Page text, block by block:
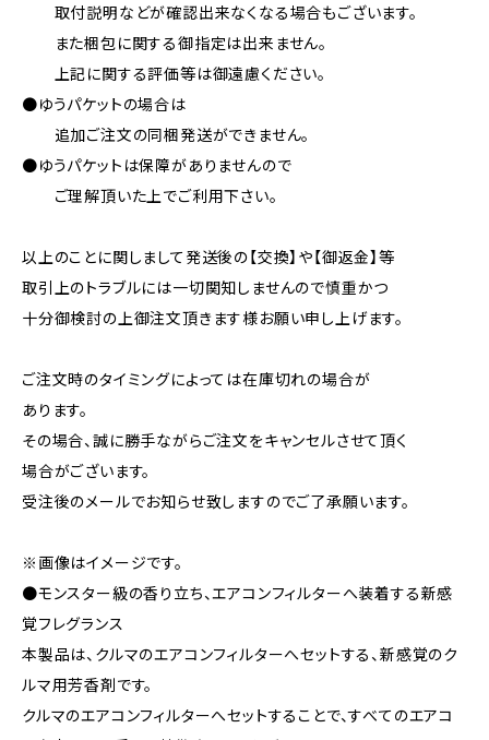
取付説明などが確認出来なくなる場合もございます。
また梱包に関する御指定は出来ません。
上記に関する評価等は御遠慮ください。
●ゆうパケットの場合は
追加ご注文の同梱発送ができません。
●ゆうパケットは保障がありませんので
ご理解頂いた上でご利用下さい。
以上のことに関しまして発送後の【交換】や【御返金】等
取引上のトラブルには一切関知しませんので慎重かつ
十分御検討の上御注文頂きます様お願い申し上げます。
ご注文時のタイミングによっては在庫切れの場合が
あります。
その場合、誠に勝手ながらご注文をキャンセルさせて頂く
場合がございます。
受注後のメールでお知らせ致しますのでご了承願います。
※画像はイメージです。
●モンスター級の香り立ち、エアコンフィルターへ装着する新感
覚フレグランス
本製品は、クルマのエアコンフィルターへセットする、新感覚のク
ルマ用芳香剤です。
クルマのエアコンフィルターへセットすることで、すべてのエアコ